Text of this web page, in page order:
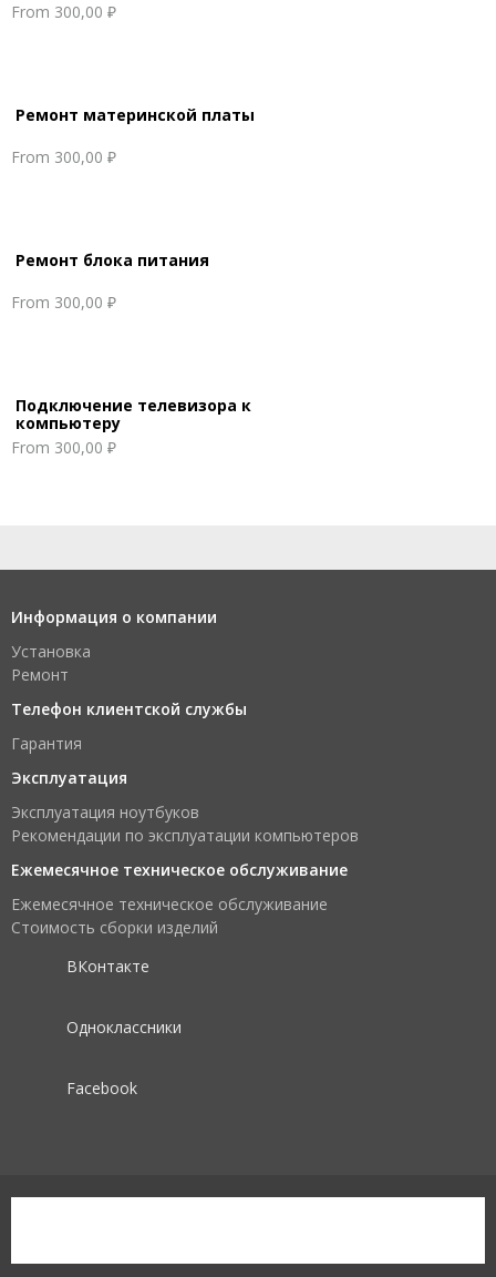
From 300,00 ₽
Ремонт материнской платы
From 300,00 ₽
Ремонт блока питания
From 300,00 ₽
Подключение телевизора к
компьютеру
From 300,00 ₽
Информация о компании
Установка
Ремонт
Телефон клиентской службы
Гарантия
Эксплуатация
Эксплуатация ноутбуков
Рекомендации по эксплуатации компьютеров
Ежемесячное техническое обслуживание
Ежемесячное техническое обслуживание
Стоимость сборки изделий
ВКонтакте
Одноклассники
Facebook